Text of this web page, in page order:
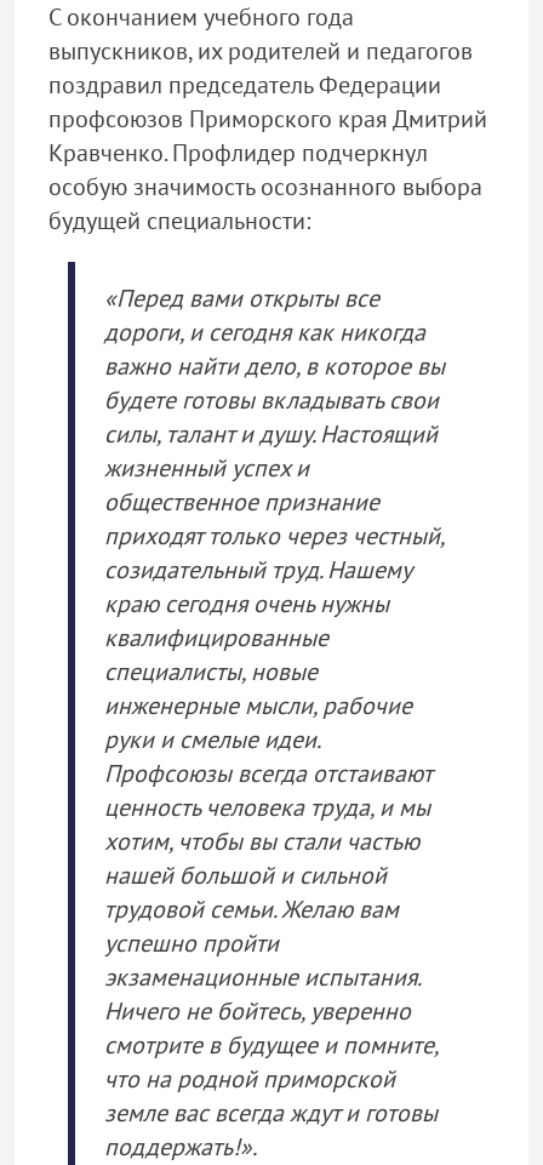
С окончанием учебного года
выпускников, их родителей и педагогов
поздравил председатель Федерации
профсоюзов Приморского края Дмитрий
Кравченко. Профлидер подчеркнул
особую значимость осознанного выбора
будущей специальности:
«Перед вами открыты все
дороги, и сегодня как никогда
важно найти дело, в которое вы
будете готовы вкладывать свои
силы, талант и душу. Настоящий
жизненный успех и
общественное признание
приходят только через честный,
созидательный труд. Нашему
краю сегодня очень нужны
квалифицированные
специалисты, новые
инженерные мысли, рабочие
руки и смелые идеи.
Профсоюзы всегда отстаивают
ценность человека труда, и мы
хотим, чтобы вы стали частью
нашей большой и сильной
трудовой семьи. Желаю вам
успешно пройти
экзаменационные испытания.
Ничего не бойтесь, уверенно
смотрите в будущее и помните,
что на родной приморской
земле вас всегда ждут и готовы
поддержать!».